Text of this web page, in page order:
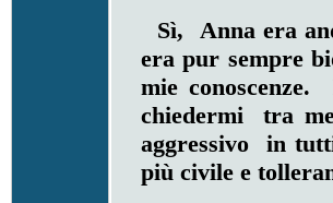
Sì, Anna era
era pur sempre
mie
chiedermi tra
aggressivo in
più civile e